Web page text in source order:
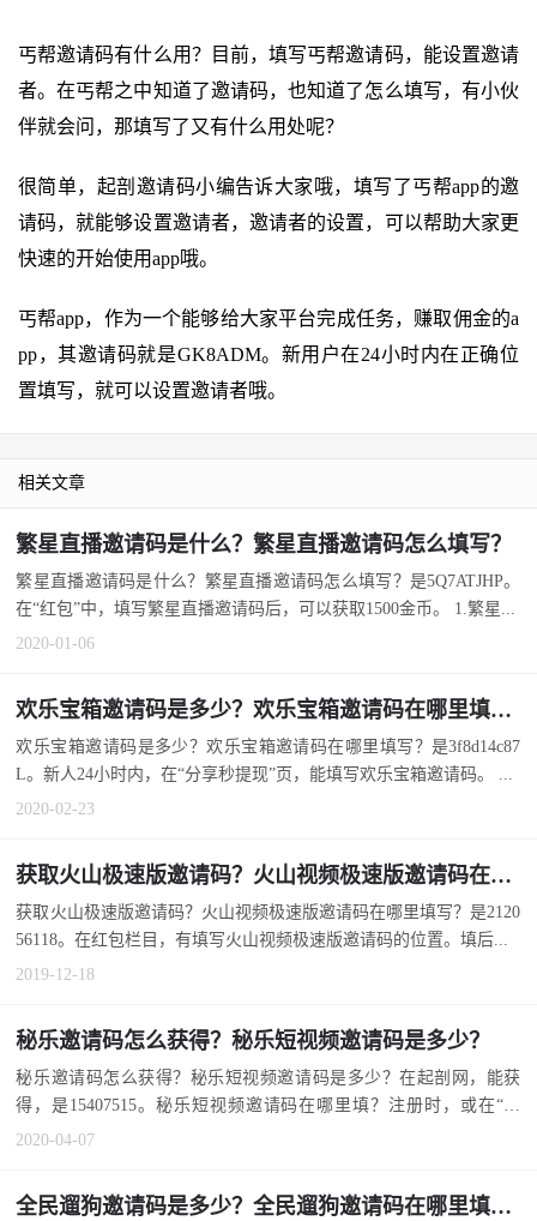
丐帮邀请码有什么用？目前，填写丐帮邀请码，能设置邀请
者。在丐帮之中知道了邀请码，也知道了怎么填写，有小伙
伴就会问，那填写了又有什么用处呢？
很简单，起剖邀请码小编告诉大家哦，填写了丐帮app的邀
请码，就能够设置邀请者，邀请者的设置，可以帮助大家更
快速的开始使用app哦。
丐帮app，作为一个能够给大家平台完成任务，赚取佣金的a
pp，其邀请码就是GK8ADM。新用户在24小时内在正确位
置填写，就可以设置邀请者哦。
相关文章
繁星直播邀请码是什么？繁星直播邀请码怎么填写？
繁星直播邀请码是什么？繁星直播邀请码怎么填写？是5Q7ATJHP。
在“红包”中，填写繁星直播邀请码后，可以获取1500金币。 1.繁星...
2020-01-06
欢乐宝箱邀请码是多少？欢乐宝箱邀请码在哪里填写？
欢乐宝箱邀请码是多少？欢乐宝箱邀请码在哪里填写？是3f8d14c87
L。新人24小时内，在“分享秒提现”页，能填写欢乐宝箱邀请码。 ...
2020-02-23
获取火山极速版邀请码？火山视频极速版邀请码在哪里填写？
获取火山极速版邀请码？火山视频极速版邀请码在哪里填写？是2120
56118。在红包栏目，有填写火山视频极速版邀请码的位置。填后...
2019-12-18
秘乐邀请码怎么获得？秘乐短视频邀请码是多少？
秘乐邀请码怎么获得？秘乐短视频邀请码是多少？在起剖网，能获
得，是15407515。秘乐短视频邀请码在哪里填？注册时，或在“设
置...
2020-04-07
全民遛狗邀请码是多少？全民遛狗邀请码在哪里填写？